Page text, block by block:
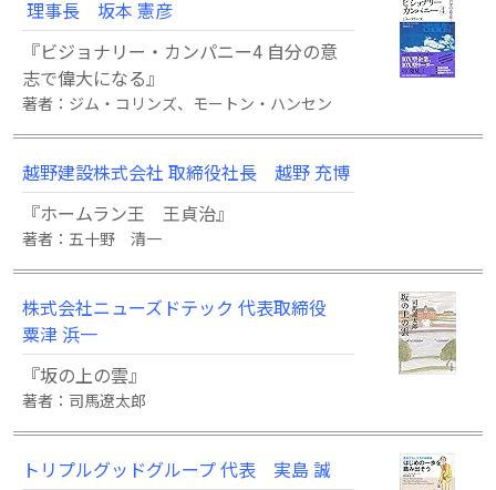
理事長 坂本 憲彦
『ビジョナリー・カンパニー4 自分の意
志で偉大になる』
著者：ジム・コリンズ、モートン・ハンセン
越野建設株式会社 取締役社長 越野 充博
『ホームラン王 王貞治』
著者：五十野 清一
株式会社ニューズドテック 代表取締役
粟津 浜一
『坂の上の雲』
著者：司馬遼太郎
トリプルグッドグループ 代表 実島 誠